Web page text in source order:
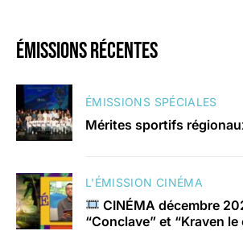
émissions récentes
ÉMISSIONS SPÉCIALES
Mérites sportifs
L'ÉMISSION CINÉMA
CINÉMA décembre
“Conclave” et “Kraven